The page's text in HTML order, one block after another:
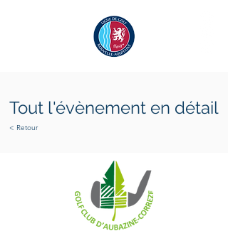
Tout l'évènement en détail
< Retour